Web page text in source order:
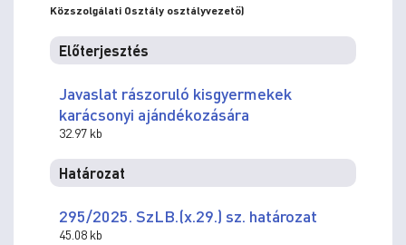
Közszolgálati Osztály osztályvezető)
Előterjesztés
Javaslat rászoruló kisgyermekek
karácsonyi ajándékozására
32.97 kb
Határozat
295/2025. SzLB.(x.29.) sz. határozat
45.08 kb